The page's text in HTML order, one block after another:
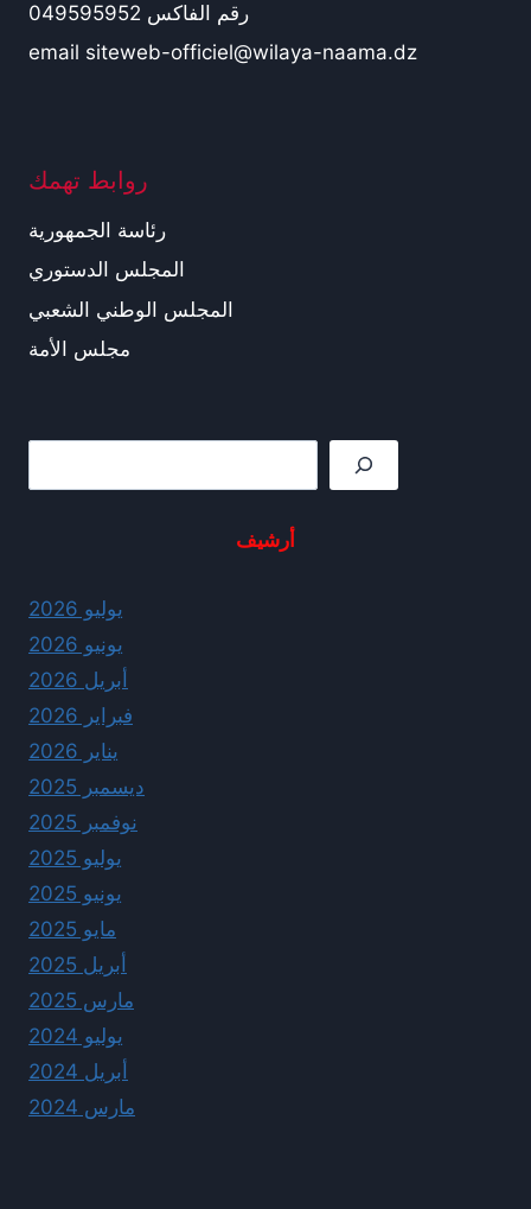
رقم الفاكس 049595952
email siteweb-officiel@wilaya-naama.dz
روابط تهمك
رئاسة الجمهورية
المجلس الدستوري
المجلس الوطني الشعبي
مجلس الأمة
أرشيف
يوليو 2026
يونيو 2026
أبريل 2026
فبراير 2026
يناير 2026
ديسمبر 2025
نوفمبر 2025
يوليو 2025
يونيو 2025
مايو 2025
أبريل 2025
مارس 2025
يوليو 2024
أبريل 2024
مارس 2024